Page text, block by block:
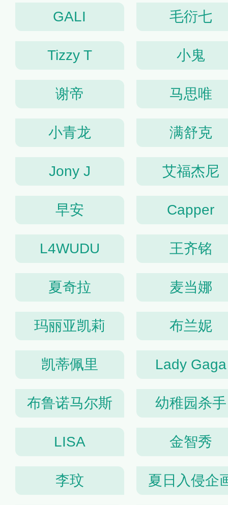
GALI 毛衍七
Tizzy T 小鬼
谢帝 马思唯
小青龙 满舒克
Jony J 艾福杰尼
早安 Capper
L4WUDU 王齐铭
夏奇拉 麦当娜
玛丽亚凯莉 布兰妮
凯蒂佩里 Lady Gaga
布鲁诺马尔斯 幼稚园杀手
LISA 金智秀
李玟 夏日入侵企